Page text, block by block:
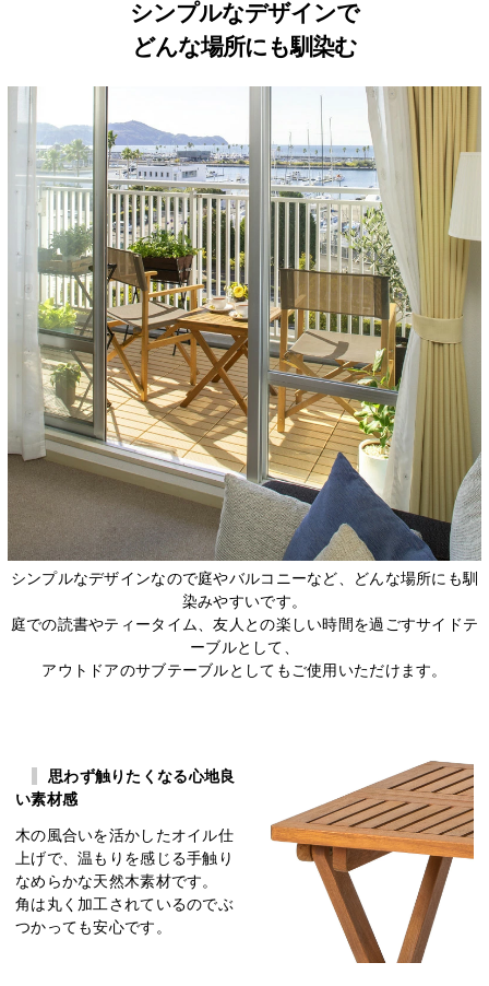
シンプルなデザインで
どんな場所にも馴染む
シンプルなデザインなので庭やバルコニーなど、どんな場所にも馴
染みやすいです。
庭での読書やティータイム、友人との楽しい時間を過ごすサイドテ
ーブルとして、
アウトドアのサブテーブルとしてもご使用いただけます。
思わず触りたくなる心地良
い素材感
木の風合いを活かしたオイル仕
上げで、温もりを感じる手触り
なめらかな天然木素材です。
角は丸く加工されているのでぶ
つかっても安心です。